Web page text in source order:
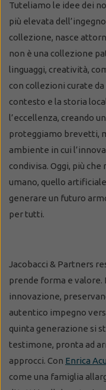
Tuteliamo le idee dei
più elevata
collezione, nasce
non è una collezione
linguaggi, creatività,
con collezioni curate da
contesto e la storia
l’eccellenza, creando
proteggiamo brevetti,
ambiente in cui
condivisa. Oggi, più
umano, quello
generare un futuro
per tutti.
Jacobacci & Partners
prende forma e valore.
innovazione,
autentico impegno
quinta generazione si
testimone, pronta ad
approcci. Con Enrica
come una famiglia